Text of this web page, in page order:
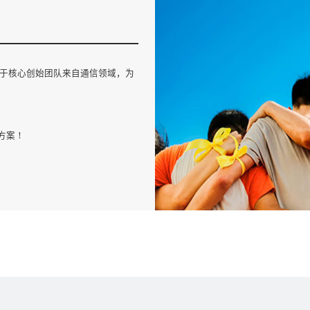
核心创始团队来自通信领域，为
案！